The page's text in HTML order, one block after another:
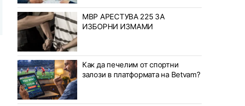
МВР АРЕСТУВА 225 ЗА
ИЗБОРНИ ИЗМАМИ
Как да печелим от спортни
залози в платформата на Betvam?